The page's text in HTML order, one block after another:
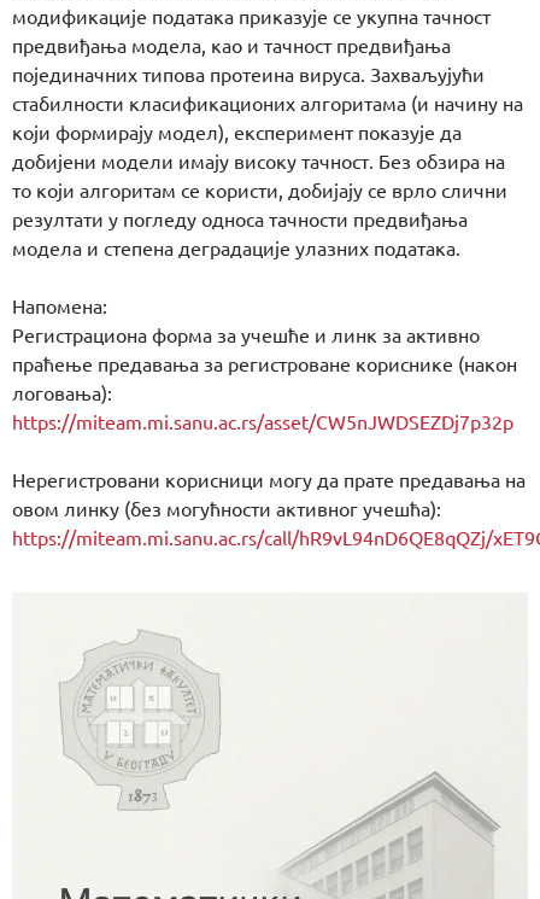
модификације података приказује се укупна тачност
предвиђања модела, као и тачност предвиђања
појединачних типова протеина вируса. Захваљујући
стабилности класификационих алгоритама (и начину на
који формирају модел), експеримент показује да
добијени модели имају високу тачност. Без обзира на
то који алгоритам се користи, добијају се врло слични
резултати у погледу односа тачности предвиђања
модела и степена деградације улазних података.
Напомена:
Регистрациона форма за учешће и линк за активно
праћење предавања за регистроване кориснике (након
логовања):
https://miteam.mi.sanu.ac.rs/asset/CW5nJWDSEZDj7p32p
Нерегистровани корисници могу да прате предавања на
овом линку (без могућности активног учешћа):
https://miteam.mi.sanu.ac.rs/call/hR9vL94nD6QE8qQZj/